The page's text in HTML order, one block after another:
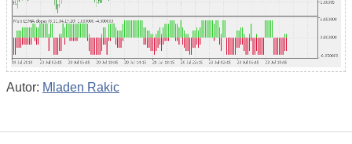
Autor: Mladen Rakic